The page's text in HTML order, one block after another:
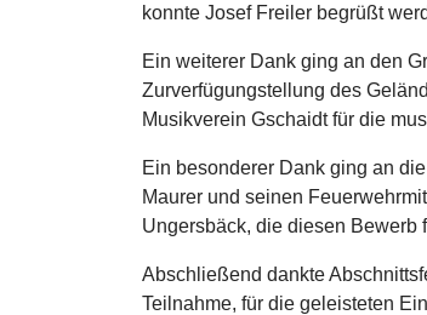
konnte Josef Freiler begrüßt
Ein weiterer Dank ging an den
Zurverfügungstellung des
Musikverein Gschaidt für die
Ein besonderer Dank ging an
Maurer und seinen
Ungersbäck, die diesen Bewerb
Abschließend dankte
Teilnahme, für die geleisteten